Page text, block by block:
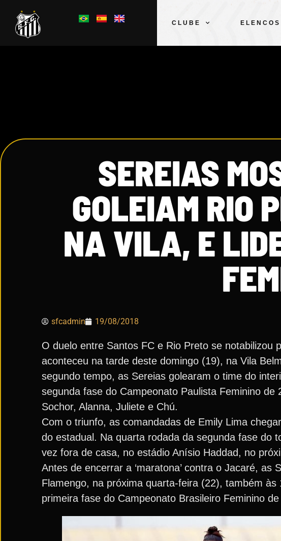
CLUBE ELENCOS
SEREIAS
GOLEIAM RIO
NA VILA, E
sfcadmin 19/08/2018
O duelo entre Santos FC e Rio Preto se
aconteceu na tarde deste domingo (19), na Vila
segundo tempo, as Sereias golearam o time do
segunda fase do Campeonato Paulista Feminino
Sochor, Alanna, Juliete e Chú.
Com o triunfo, as comandadas de Emily Lima
do estadual. Na quarta rodada da segunda fase do
vez fora de casa, no estádio Anísio Haddad, no
Antes de encerrar a ‘maratona’ contra o Jacaré,
Flamengo, na próxima quarta-feira (22), também
primeira fase do Campeonato Brasileiro Feminino de